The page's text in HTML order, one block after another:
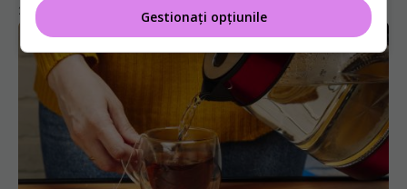
24 feb 2026, 10:33 Gestionați opțiunile